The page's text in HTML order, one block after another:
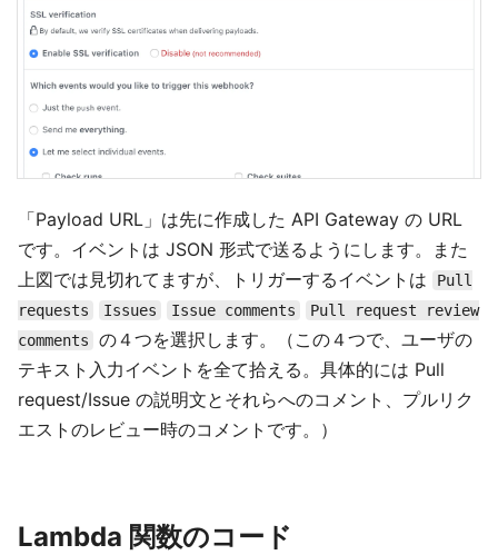
「Payload URL」は先に作成した API Gateway の URL
です。イベントは JSON 形式で送るようにします。また
上図では見切れてますが、トリガーするイベントは
Pull
requests
Issues Issue comments
Pull request review
comments
の４つを選択します。（この４つで、ユーザの
テキスト入力イベントを全て拾える。具体的には Pull
request/Issue の説明文とそれらへのコメント、プルリク
エストのレビュー時のコメントです。）
Lambda 関数のコード